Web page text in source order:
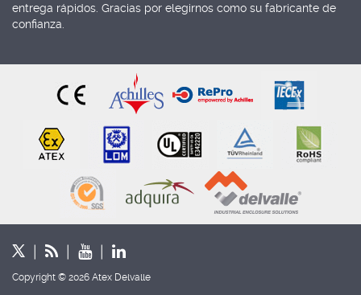
entrega rápidos. Gracias por elegirnos como su fabricante de
confianza.
Copyright © 2026 Atex Delvalle